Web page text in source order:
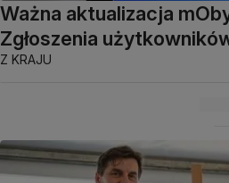
Ważna aktualizacja
Zgłoszenia
Z KRAJU